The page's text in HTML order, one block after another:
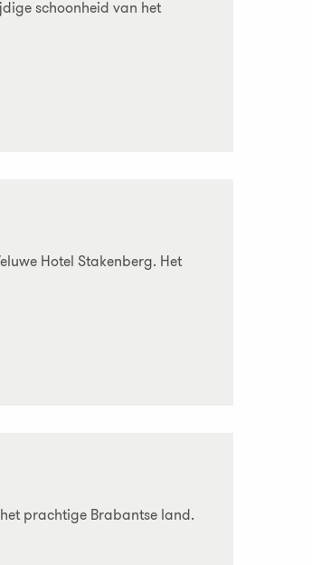
schoonheid van het
Hotel Stakenberg. Het
prachtige Brabantse land.